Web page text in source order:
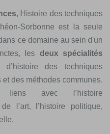
, Histoire des techniques
Sorbonne est la seule
ce domaine au sein d'un
les deux spécialités
des techniques
des méthodes communes.
avec l’histoire
l’art, l’histoire politique,